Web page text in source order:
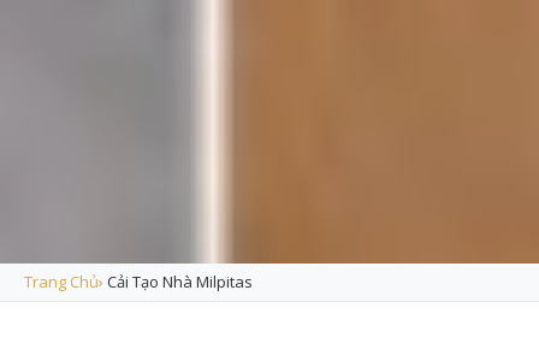
Trang Chủ› Cải Tạo Nhà Milpitas